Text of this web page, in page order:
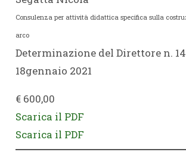
Consulenza per attività didattica specifica sulla
arco
Determinazione del Direttore n.
18gennaio 2021
€ 600,00
Scarica il PDF
Scarica il PDF